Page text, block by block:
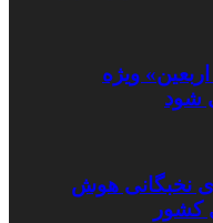
ویژه
شود
نخبگانی هوش